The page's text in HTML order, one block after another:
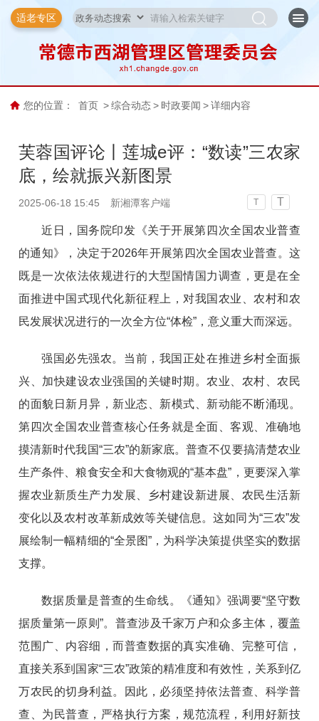
适老专区
您的位置： 首页 > 综合动态 > 时政要闻 > 详细内容
芙蓉国评论丨莲城e评：“数读”三农家
底，绘就振兴新图景
2025-06-18 15:45 新湘潭客户端 T T
近日，国务院印发《关于开展第四次全国农业普查
的通知》，决定于2026年开展第四次全国农业普查。这
既是一次依法依规进行的大型国情国力调查，更是在全
面推进中国式现代化新征程上，对我国农业、农村和农
民发展状况进行的一次全方位“体检”，意义重大而深远。
强国必先强农。当前，我国正处在推进乡村全面振
兴、加快建设农业强国的关键时期。农业、农村、农民
的面貌日新月异，新业态、新模式、新动能不断涌现。
第四次全国农业普查核心任务就是全面、客观、准确地
摸清新时代我国“三农”的新家底。普查不仅要搞清楚农业
生产条件、粮食安全和大食物观的“基本盘”，更要深入掌
握农业新质生产力发展、乡村建设新进展、农民生活新
变化以及农村改革新成效等关键信息。这如同为“三农”发
展绘制一幅精细的“全景图”，为科学决策提供坚实的数据
支撑。
数据质量是普查的生命线。《通知》强调要“坚守数
据质量第一原则”。普查涉及千家万户和众多主体，覆盖
范围广、内容细，而普查数据的真实准确、完整可信，
直接关系到国家“三农”政策的精准度和有效性，关系到亿
万农民的切身利益。因此，必须坚持依法普查、科学普
查、为民普查，严格执行方案，规范流程，利用好新技